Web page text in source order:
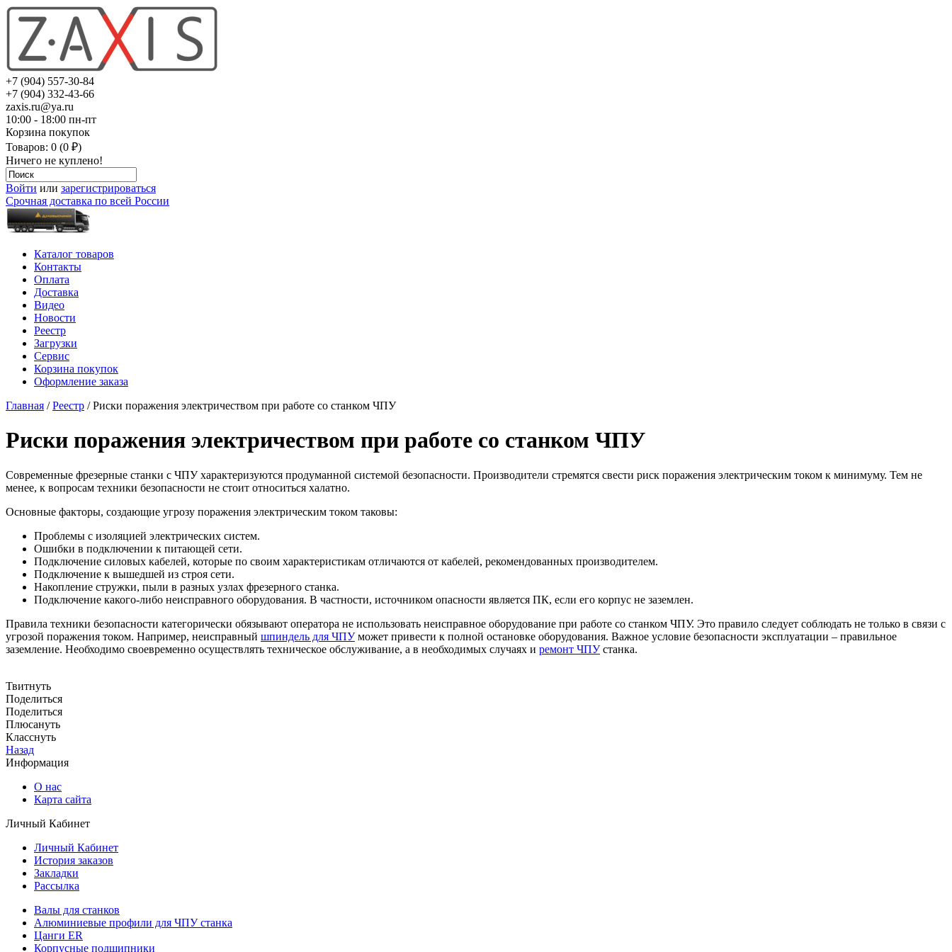
+7 (904) 557-30-84
+7 (904) 332-43-66
zaxis.ru@ya.ru
10:00 - 18:00 пн-пт
Корзина покупок
Товаров: 0 (0 ₽)
Ничего не куплено!
Войти или зарегистрироваться
Срочная доставка по всей России
Каталог товаров
Контакты
Оплата
Доставка
Видео
Новости
Реестр
Загрузки
Сервис
Корзина покупок
Оформление заказа
Главная /Реестр / Риски поражения электричеством при работе со станком ЧПУ
Риски поражения электричеством при работе со станком ЧПУ
Современные фрезерные станки с ЧПУ характеризуются продуманной системой безопасности. Производители стремятся свести риск поражения электрическим током к минимуму. Тем не
менее, к вопросам техники безопасности не стоит относиться халатно.
Основные факторы, создающие угрозу поражения электрическим током таковы:
Проблемы с изоляцией электрических систем.
Ошибки в подключении к питающей сети.
Подключение силовых кабелей, которые по своим характеристикам отличаются от кабелей, рекомендованных производителем.
Подключение к вышедшей из строя сети.
Накопление стружки, пыли в разных узлах фрезерного станка.
Подключение какого-либо неисправного оборудования. В частности, источником опасности является ПК, если его корпус не заземлен.
Правила техники безопасности категорически обязывают оператора не использовать неисправное оборудование при работе со станком ЧПУ. Это правило следует соблюдать не только в связи с
угрозой поражения током. Например, неисправный шпиндель для ЧПУможет привести к полной остановке оборудования. Важное условие безопасности эксплуатации – правильное
заземление. Необходимо своевременно осуществлять техническое обслуживание, а в необходимых случаях и ремонт ЧПУстанка.
Твитнуть
Поделиться
Поделиться
Плюсануть
Класснуть
Назад
Информация
О нас
Карта сайта
Личный Кабинет
Личный Кабинет
История заказов
Закладки
Рассылка
Валы для станков
Алюминиевые профили для ЧПУ станка
Цанги ER
Корпусные подшипники